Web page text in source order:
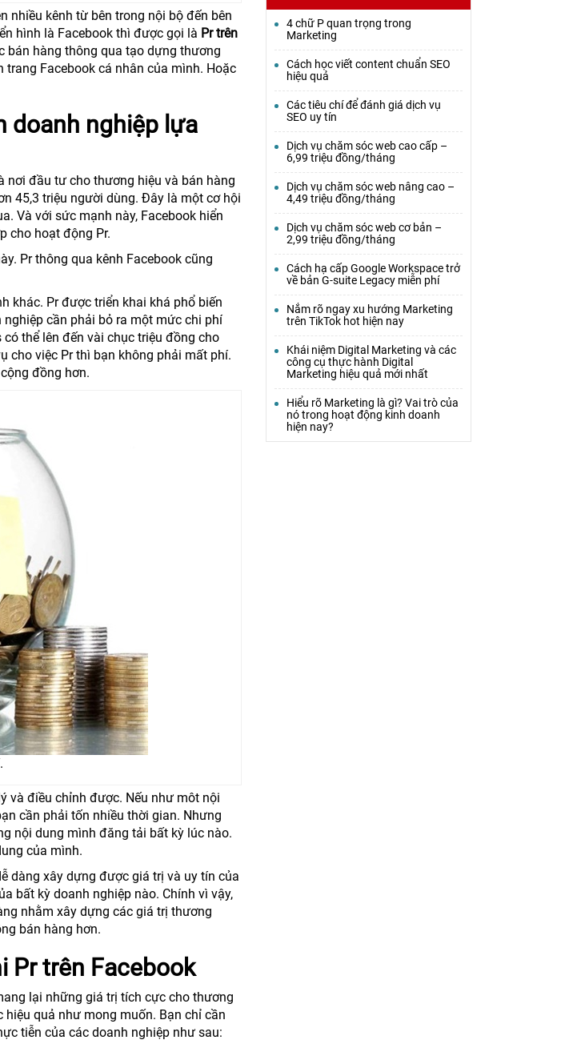
nhiều kênh từ bên trong nội bộ đến bên
hình là Facebook thì được gọi là Pr trên
bán hàng thông qua tạo dựng thương
Facebook cá nhân của mình. Hoặc
doanh nghiệp lựa
nơi đầu tư cho thương hiệu và bán hàng
45,3 triệu người dùng. Đây là một cơ hội
Và với sức mạnh này, Facebook hiển
cho hoạt động Pr.
Pr thông qua kênh Facebook cũng
khác. Pr được triển khai khá phổ biến
cần phải bỏ ra một mức chi phí
thể lên đến vài chục triệu đồng cho
cho việc Pr thì bạn không phải mất phí.
đồng hơn.
và điều chỉnh được. Nếu như môt nội
cần phải tốn nhiều thời gian. Nhưng
nội dung mình đăng tải bất kỳ lúc nào.
của mình.
dàng xây dựng được giá trị và uy tín của
bất kỳ doanh nghiệp nào. Chính vì vậy,
nhằm xây dựng các giá trị thương
bán hàng hơn.
Pr trên Facebook
lại những giá trị tích cực cho thương
quả như mong muốn. Bạn chỉ cần
tiễn của các doanh nghiệp như sau:
4 chữ P quan trọng trong
Marketing
Cách học viết content chuẩn SEO
hiệu quả
Các tiêu chí để đánh giá dịch vụ
SEO uy tín
Dịch vụ chăm sóc web cao cấp –
6,99 triệu đồng/tháng
Dịch vụ chăm sóc web nâng cao –
4,49 triệu đồng/tháng
Dịch vụ chăm sóc web cơ bản –
2,99 triệu đồng/tháng
Cách hạ cấp Google Workspace trở
về bản G-suite Legacy miễn phí
Nắm rõ ngay xu hướng Marketing
trên TikTok hot hiện nay
Khái niệm Digital Marketing và các
công cụ thực hành Digital
Marketing hiệu quả mới nhất
Hiểu rõ Marketing là gì? Vai trò của
nó trong hoạt động kinh doanh
hiện nay?